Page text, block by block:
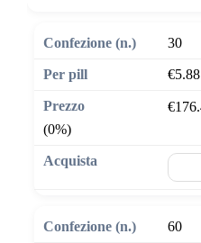
30
€5.88
(0%)
60